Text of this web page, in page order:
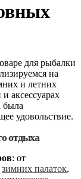
для рыбалки
на
и летних
аксессуарах
была
удовольствие.
отдыха
: от
зимних палаток,